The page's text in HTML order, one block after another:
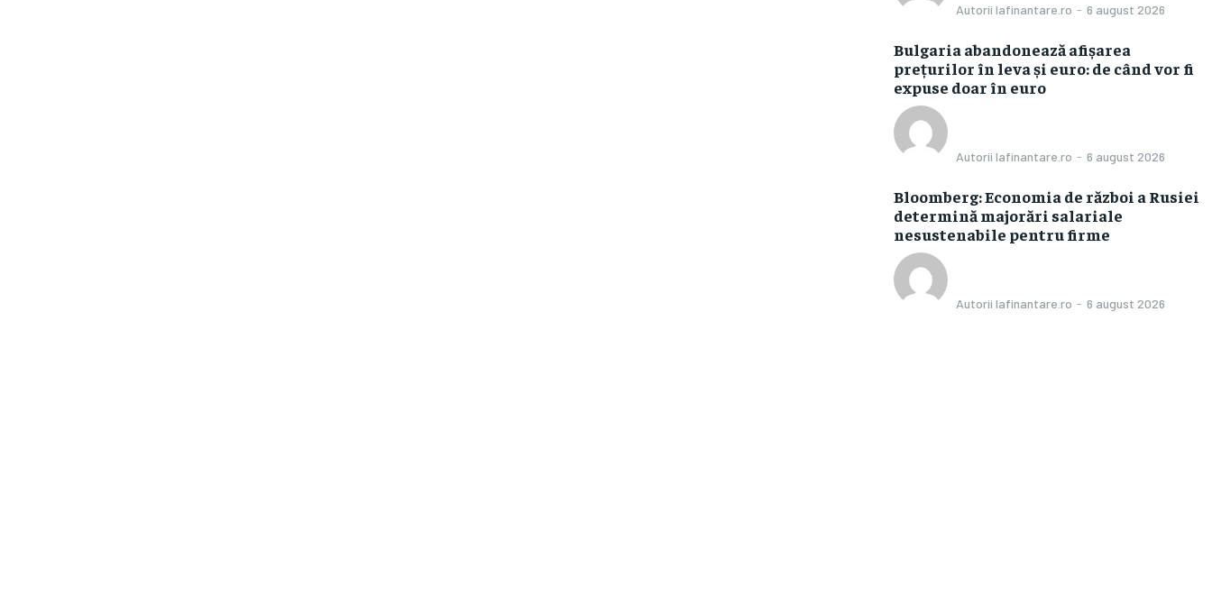
Autorii Iafinantare.ro - 6 august 2026
Bulgaria abandonează afișarea
prețurilor în leva și euro: de când vor fi
expuse doar în euro
Autorii Iafinantare.ro - 6 august 2026
Bloomberg: Economia de război a Rusiei
determină majorări salariale
nesustenabile pentru firme
Autorii Iafinantare.ro - 6 august 2026